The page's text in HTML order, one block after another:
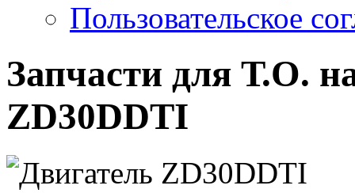
Пользовательское
Запчасти для Т.О.
ZD30DDTI